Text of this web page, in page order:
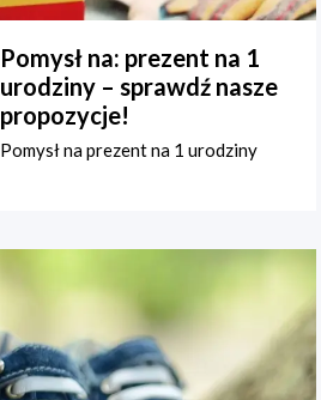
Pomysł na: prezent na 1
urodziny – sprawdź nasze
propozycje!
Pomysł na prezent na 1 urodziny